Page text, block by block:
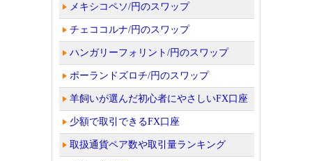
メキシコペソ/円のスワップ
チェココルナ/円のスワップ
ハンガリーフォリント/円のスワップ
ポーランドズロチ/円のスワップ
羊飼いが選んだ初心者にやさしいFX口座
少額で取引できるFX口座
取扱通貨ペア数や取引量ランキング